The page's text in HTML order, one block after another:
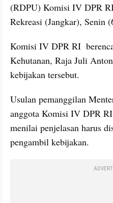
(RDPU) Komisi IV DPR
Rekreasi (Jangkar), Senin
Komisi IV DPR RI
Kehutanan, Raja Juli
kebijakan tersebut.
Usulan pemanggilan
anggota Komisi IV DPR
menilai penjelasan harus
pengambil kebijakan.